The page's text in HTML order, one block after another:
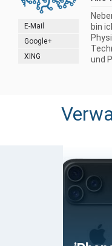
E-Mail
Google+
XING
bin
und